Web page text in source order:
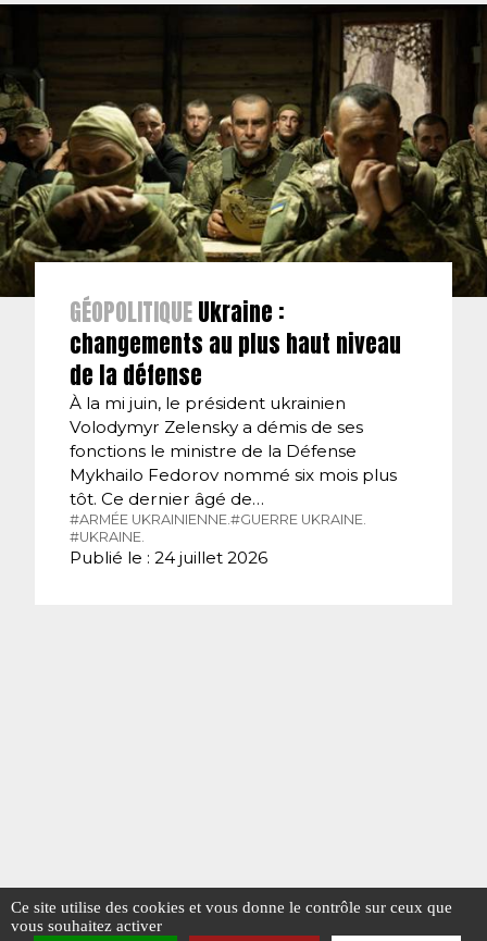
GÉOPOLITIQUEUkraine :
changements au plus haut niveau
de la défense
À la mi juin, le président ukrainien
Volodymyr Zelensky a démis de ses
fonctions le ministre de la Défense
Mykhailo Fedorov nommé six mois plus
tôt. Ce dernier âgé de…
#ARMÉE UKRAINIENNE. #GUERRE UKRAINE.
#UKRAINE.
Publié le : 24 juillet 2026
Ce site utilise des cookies et vous donne le contrôle sur ceux que
vous souhaitez activer